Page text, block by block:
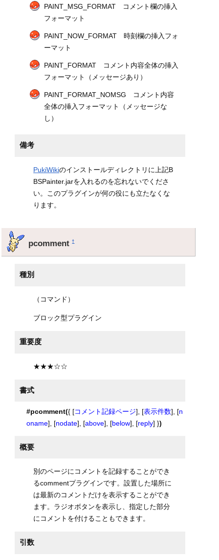
PAINT_MSG_FORMAT コメント欄の挿入
フォーマット
PAINT_NOW_FORMAT 時刻欄の挿入フォ
ーマット
PAINT_FORMAT コメント内容全体の挿入
フォーマット（メッセージあり）
PAINT_FORMAT_NOMSG コメント内容
全体の挿入フォーマット（メッセージな
し）
備考
PukiWikiのインストールディレクトリに上記B
BSPainter.jarを入れるのを忘れないでくださ
い。このプラグインが何の役にも立たなくな
ります。
pcomment†
種別
（コマンド）
ブロック型プラグイン
重要度
★★★☆☆
書式
#pcomment({ [コメント記録ページ], [表示件数], [n
oname], [nodate], [above], [below], [reply] })
概要
別のページにコメントを記録することができ
るcommentプラグインです。設置した場所に
は最新のコメントだけを表示することができ
ます。ラジオボタンを表示し、指定した部分
にコメントを付けることもできます。
引数